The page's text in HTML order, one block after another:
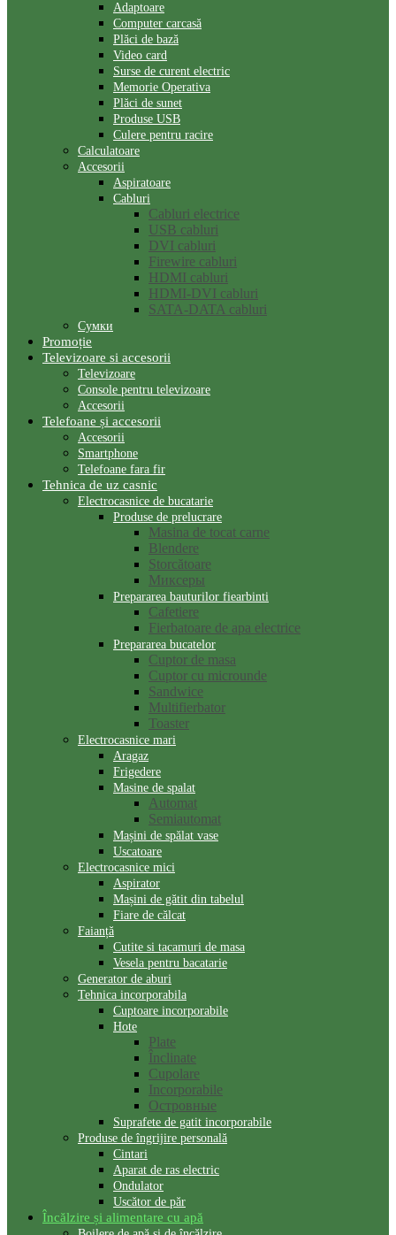
Adaptoare
Computer carcasă
Plăci de bază
Video card
Surse de curent electric
Memorie Operativa
Plăci de sunet
Produse USB
Culere pentru racire
Calculatoare
Accesorii
Aspiratoare
Cabluri
Cabluri electrice
USB cabluri
DVI cabluri
Firewire cabluri
HDMI cabluri
HDMI-DVI cabluri
SATA-DATA cabluri
Сумки
Promoție
Televizoare si accesorii
Televizoare
Console pentru televizoare
Accesorii
Telefoane și accesorii
Accesorii
Smartphone
Telefoane fara fir
Tehnica de uz casnic
Electrocasnice de bucatarie
Produse de prelucrare
Masina de tocat carne
Blendere
Storcătoare
Миксеры
Prepararea bauturilor fiearbinti
Сafetiere
Fierbatoare de apa electrice
Prepararea bucatelor
Cuptor de masa
Cuptor cu microunde
Sandwice
Multifierbator
Toaster
Electrocasnice mari
Aragaz
Frigedere
Masine de spalat
Automat
Semiautomat
Mașini de spălat vase
Uscatoare
Electrocasnice mici
Aspirator
Mașini de gătit din tabelul
Fiare de călcat
Faianță
Cutite si tacamuri de masa
Vesela pentru bacatarie
Generator de aburi
Tehnica incorporabila
Cuptoare incorporabile
Hote
Plate
Înclinate
Cupolare
Incorporabile
Островные
Suprafete de gatit incorporabile
Produse de îngrijire personală
Cintari
Aparat de ras electric
Ondulator
Uscător de păr
Încălzire și alimentare cu apă